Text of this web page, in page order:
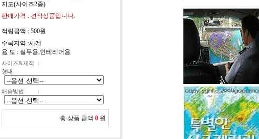
지도(사이즈2종)
판매가격 : 견적상품입니다.
적립금액 : 500원
수록지역 :세계
용 도 : 실무용,인테리어용
사이즈&제작
형태
:
배송방법 :
총 상품 금액 0 원